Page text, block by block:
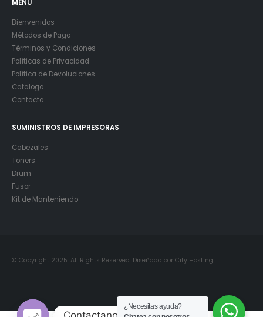
MENU
Bienvenidos
Métodos de Pago
Términos y Condiciones
Políticas de Privacidad
Política de Devoluciones
Catalogo
Contacto
SUMINISTROS DE IMPRESORAS
Cabezales
Toners
Drum
Fusor
Kit de Manteniendo
© Copyright 2025. All Rights Reserved. Diseñado por City Hosting
¿Necesitas ayuda?